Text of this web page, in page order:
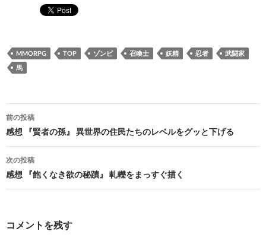
MMORPG TOP ゾンビ 召喚士 妖精 忍者
武闘家
馬
投
稿
ナ
ビ
ゲ
前の投稿
感想 『賢者の孫』 異世界の住民たちのレベルをグッと下げる
次の投稿
感想 『飽くなき欲の秘蹟』 軋轢をまっすぐ描く
コメントを残す